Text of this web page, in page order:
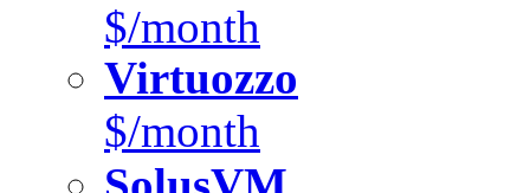
$/month
Virtuozzo
$/month